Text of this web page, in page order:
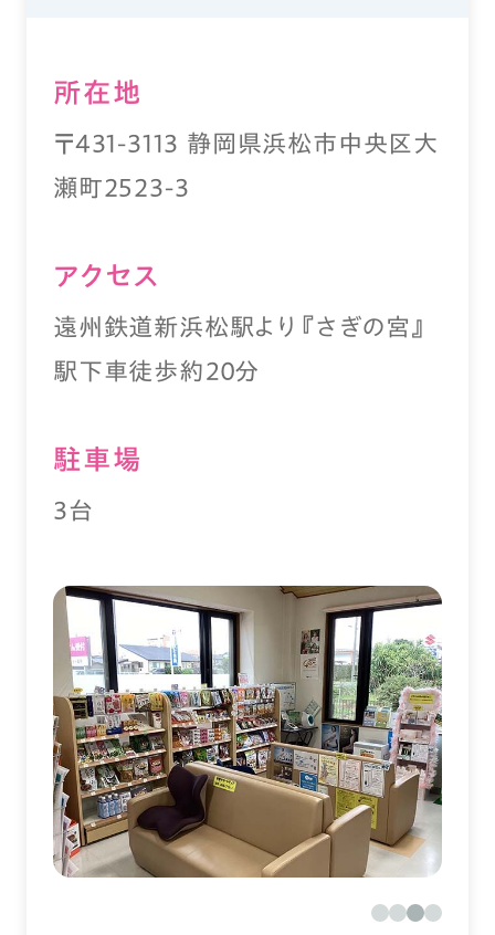
所在地
〒431-3113 静岡県浜松市中央区大
瀬町2523-3
アクセス
遠州鉄道新浜松駅より『さぎの宮』
駅下車徒歩約２０分
駐⾞場
3台